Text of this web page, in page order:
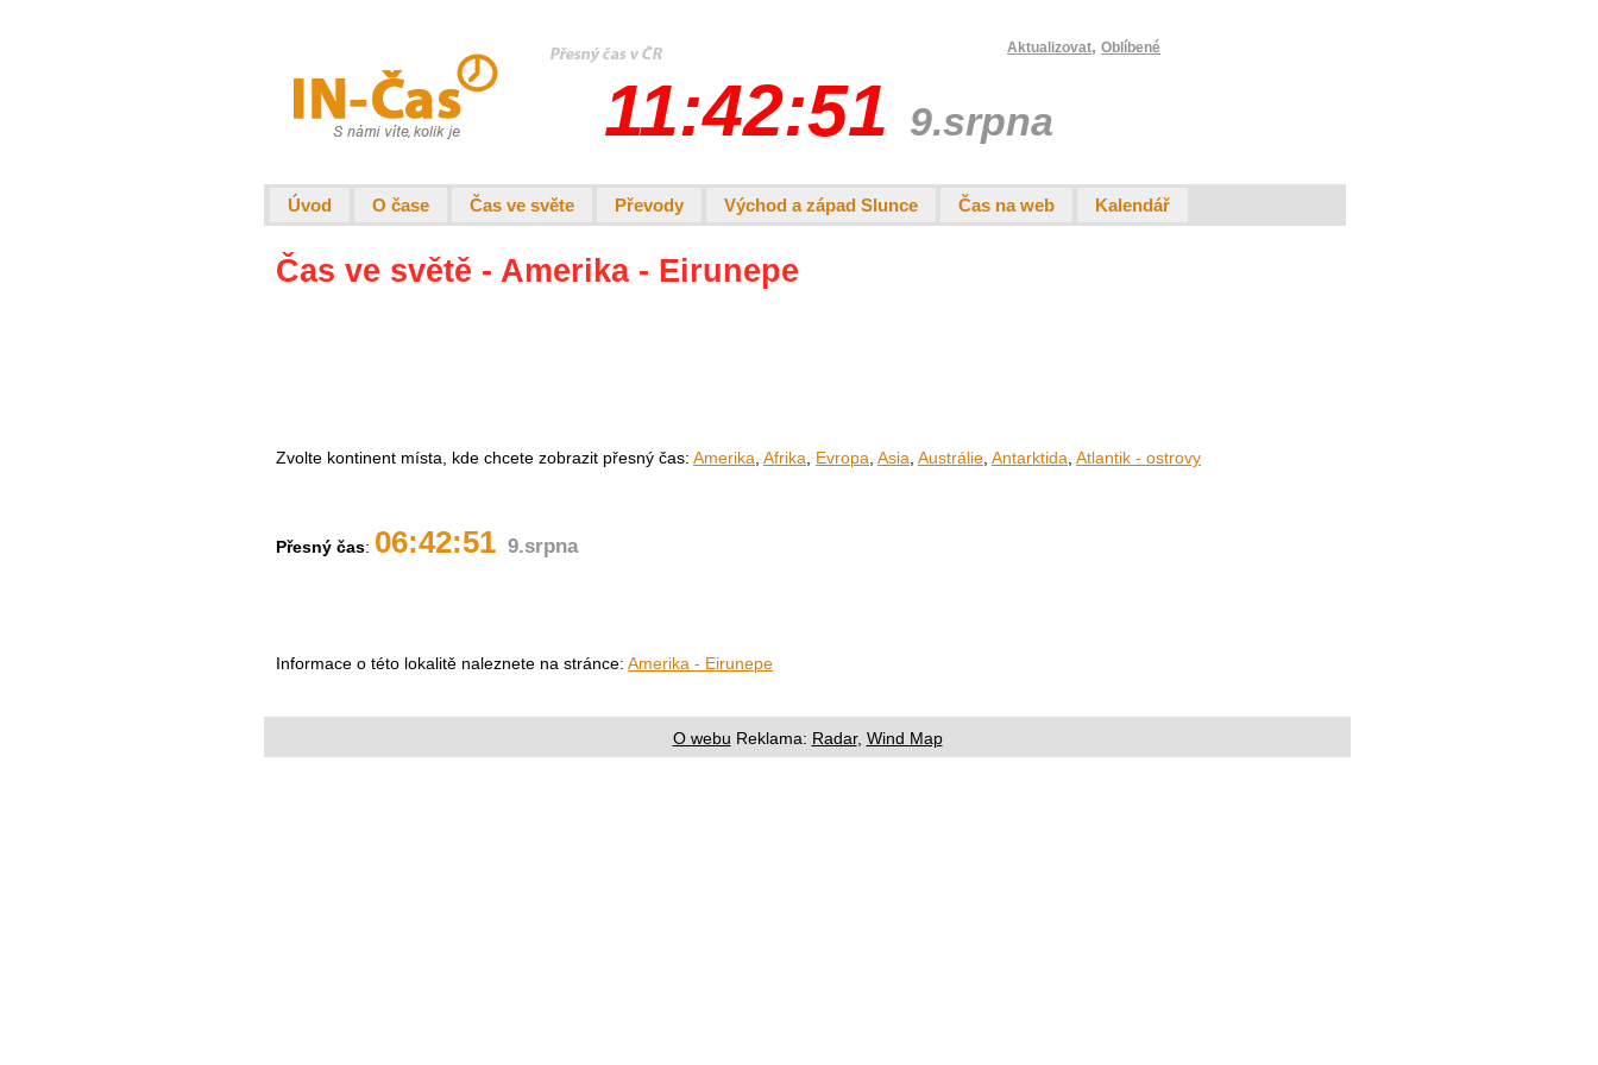
Aktualizovat, Oblíbené
11:42:51 9.srpna
Úvod O čase Čas ve světe Převody Východ a západ Slunce Čas na web Kalendář
Čas ve světě - Amerika - Eirunepe
Zvolte kontinent místa, kde chcete zobrazit přesný čas: Amerika, Afrika, Evropa, Asia, Austrálie, Antarktida, Atlantik - ostrovy
Přesný čas: 06:42:51 9.srpna
Informace o této lokalitě naleznete na stránce: Amerika - Eirunepe
O webu Reklama: Radar, Wind Map